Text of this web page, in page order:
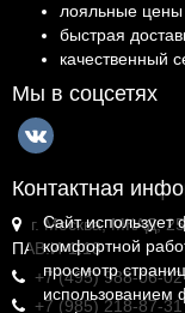
лояльные цены
быстрая
качественный
Мы в соцсетях
Контактная
г. Москва, МКАД,
ПАВ.И-1.18
+7 (495) 988-06-02
+7 (985) 218-87-31
Сайт
комфортной
просмотр
использованием